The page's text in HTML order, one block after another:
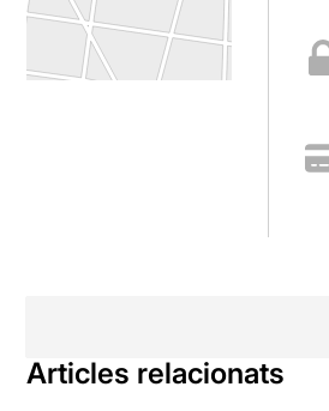
Articles relacionats